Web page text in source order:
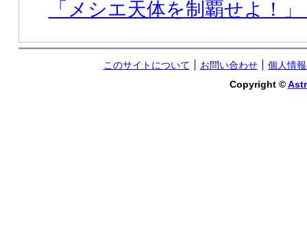
「メシエ天体を制覇せよ！
このサイトについて お問い合わせ
個人情
Copyright ©